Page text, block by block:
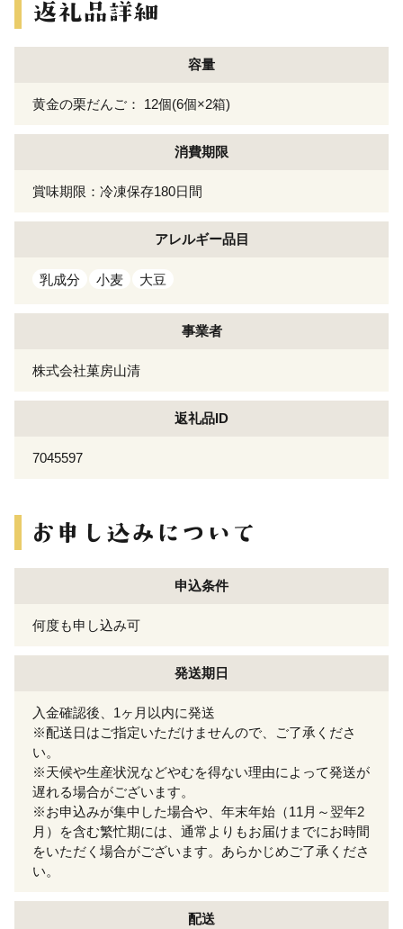
容量
黄金の栗だんご： 12個(6個×2箱)
消費期限
賞味期限：冷凍保存180日間
アレルギー品目
乳成分 小麦 大豆
事業者
株式会社菓房山清
返礼品ID
7045597
申込条件
何度も申し込み可
発送期日
入金確認後、1ヶ月以内に発送
※配送日はご指定いただけませんので、ご了承くださ
い。
※天候や生産状況などやむを得ない理由によって発送が
遅れる場合がございます。
※お申込みが集中した場合や、年末年始（11月～翌年2
月）を含む繁忙期には、通常よりもお届けまでにお時間
をいただく場合がございます。あらかじめご了承くださ
い。
配送